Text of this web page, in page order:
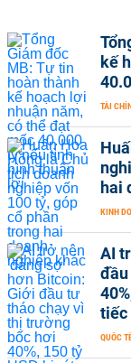
kế
TÀI
hai
KINH
AI
tiếc
QUỐC